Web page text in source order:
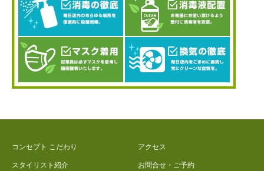
コンセプト こだわり
スタイリスト紹介
アクセス
お問合せ・ご予約